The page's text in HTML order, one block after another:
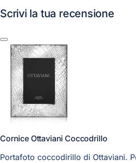
Scrivi la tua recensione
Cornice Ottaviani Coccodrillo
Portafoto coccodirillo di Ottaviani.